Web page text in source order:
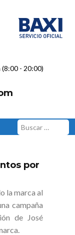
- 20:00)
Buscar:
por
la marca al
campaña
de José